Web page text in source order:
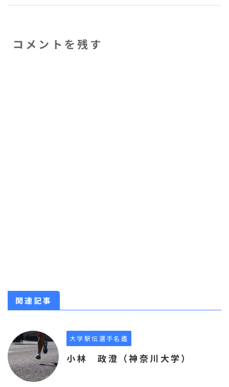
コメントを残す
関連記事
大学駅伝選手名鑑
小林 政澄（神奈川大学）